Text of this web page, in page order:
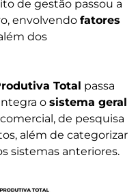
de gestão passou a
envolvendo fatores
dos
Total passa
o sistema geral
de pesquisa
além de categorizar
sistemas anteriores.